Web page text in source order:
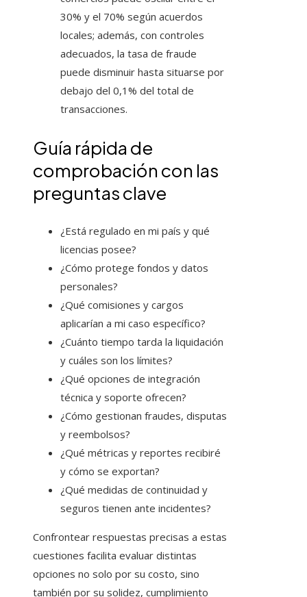
30% y el 70% según acuerdos
locales; además, con controles
adecuados, la tasa de fraude
puede disminuir hasta situarse por
debajo del 0,1% del total de
transacciones.
Guía rápida de
comprobación con las
preguntas clave
¿Está regulado en mi país y qué
licencias posee?
¿Cómo protege fondos y datos
personales?
¿Qué comisiones y cargos
aplicarían a mi caso específico?
¿Cuánto tiempo tarda la liquidación
y cuáles son los límites?
¿Qué opciones de integración
técnica y soporte ofrecen?
¿Cómo gestionan fraudes, disputas
y reembolsos?
¿Qué métricas y reportes recibiré
y cómo se exportan?
¿Qué medidas de continuidad y
seguros tienen ante incidentes?
Confrontear respuestas precisas a estas
cuestiones facilita evaluar distintas
opciones no solo por su costo, sino
también por su solidez, cumplimiento